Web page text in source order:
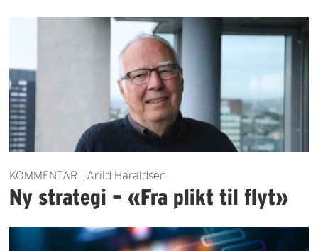
KOMMENTAR | Arild Haraldsen
Ny strategi – «Fra plikt til flyt»